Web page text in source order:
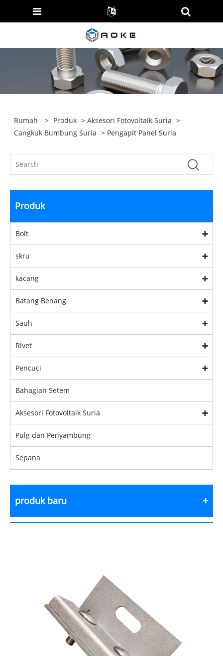
Rumah > Produk >Aksesori Fotovoltaik Suria >
Cangkuk Bumbung Suria > Pengapit Panel Suria
Produk
Bolt
skru
kacang
Batang Benang
Sauh
Rivet
Pencuci
Bahagian Setem
Aksesori Fotovoltaik Suria
Pulg dan Penyambung
Sepana
produk baru